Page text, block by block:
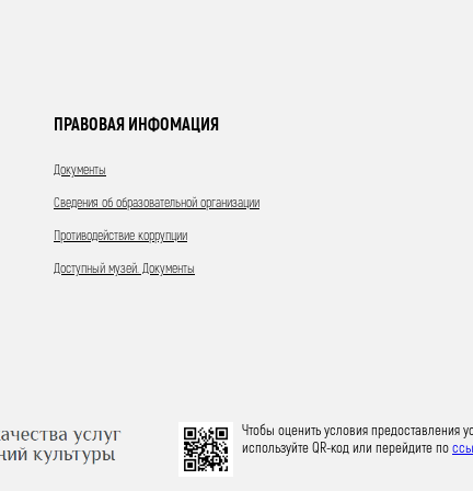
ПРАВОВАЯ ИНФОМАЦИЯ
Документы
Сведения об образовательной организации
Противодействие коррупции
Доступный музей. Документы
Чтобы оценить условия предоставления
используйте QR-код или перейдите по